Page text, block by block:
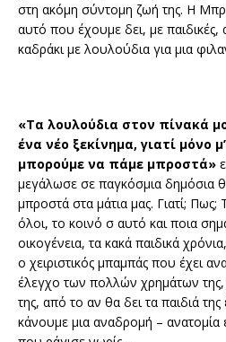
στη ακόμη σύντομη ζωή της. Η
αυτό που έχουμε δει, με παιδικές,
καδράκι με λουλούδια για μια
«Τα λουλούδια στον πίνακά
ένα νέο ξεκίνημα, γιατί μόνο
μπορούμε να πάμε μπροστά»
μεγάλωσε σε παγκόσμια δημόσια
μπροστά στα μάτια μας. Γιατί; Πως;
όλοι, το κοινό σ αυτό και ποια
οικογένεια, τα κακά παιδικά
ο χειριστικός μπαμπάς που έχει
έλεγχο των πολλών χρημάτων της,
της, από το αν θα δει τα παιδιά
κάνουμε μια αναδρομή – ανατομία